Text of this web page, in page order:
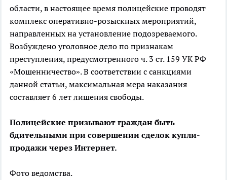
области, в настоящее время полицейские проводят
комплекс оперативно-розыскных мероприятий,
направленных на установление подозреваемого.
Возбуждено уголовное дело по признакам
преступления, предусмотренного ч. 3 ст. 159 УК РФ
«Мошенничество». В соответствии с санкциями
данной статьи, максимальная мера наказания
составляет 6 лет лишения свободы.
Полицейские призывают граждан быть
бдительными при совершении сделок купли-
продажи через Интернет.
Фото ведомства.